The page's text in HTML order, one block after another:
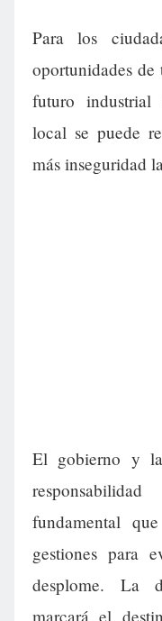
Para los
oportunidades
futuro
local se puede
más inseguridad
El gobierno y
fundamental
gestiones para
desplome. La
marcará el